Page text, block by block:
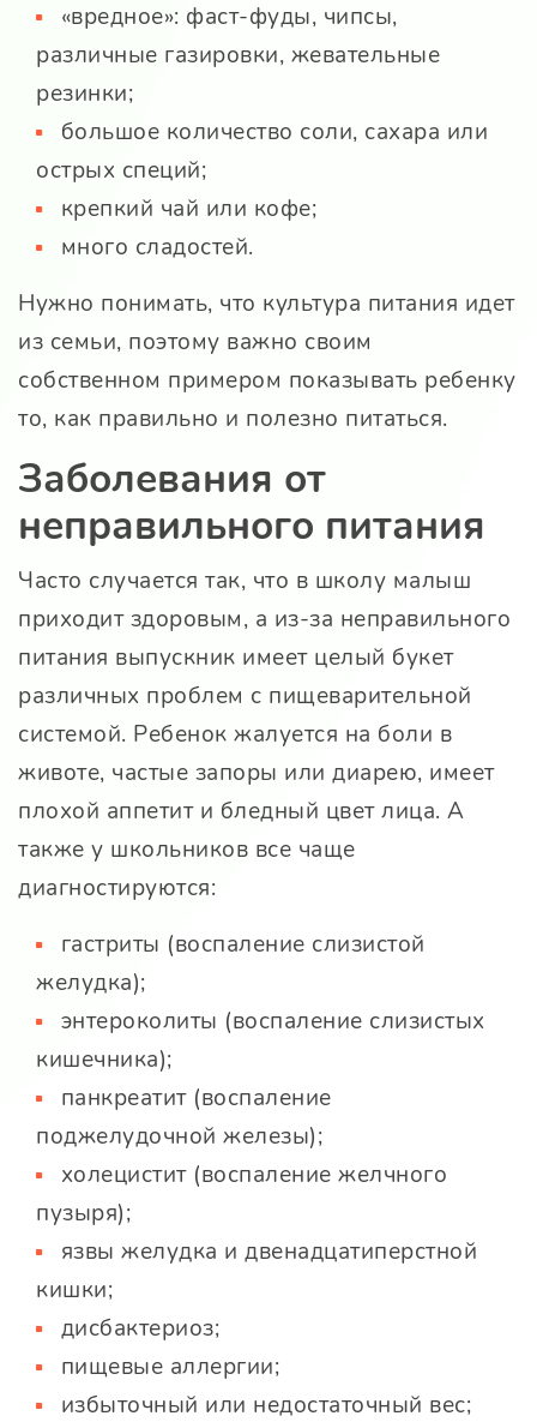
«вредное»: фаст-фуды, чипсы,
различные газировки, жевательные
резинки;
большое количество соли, сахара или
острых специй;
крепкий чай или кофе;
много сладостей.
Нужно понимать, что культура питания идет
из семьи, поэтому важно своим
собственном примером показывать ребенку
то, как правильно и полезно питаться.
Заболевания от
неправильного питания
Часто случается так, что в школу малыш
приходит здоровым, а из-за неправильного
питания выпускник имеет целый букет
различных проблем с пищеварительной
системой. Ребенок жалуется на боли в
животе, частые запоры или диарею, имеет
плохой аппетит и бледный цвет лица. А
также у школьников все чаще
диагностируются:
гастриты (воспаление слизистой
желудка);
энтероколиты (воспаление слизистых
кишечника);
панкреатит (воспаление
поджелудочной железы);
холецистит (воспаление желчного
пузыря);
язвы желудка и двенадцатиперстной
кишки;
дисбактериоз;
пищевые аллергии;
избыточный или недостаточный вес;